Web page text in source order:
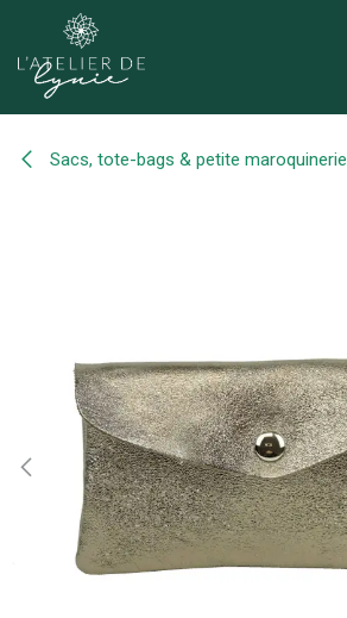
Se rendre au contenu
Sacs, tote-bags & petite maroquinerie